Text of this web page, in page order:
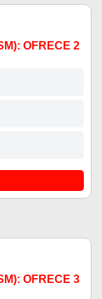
OFRECE 2
OFRECE 3